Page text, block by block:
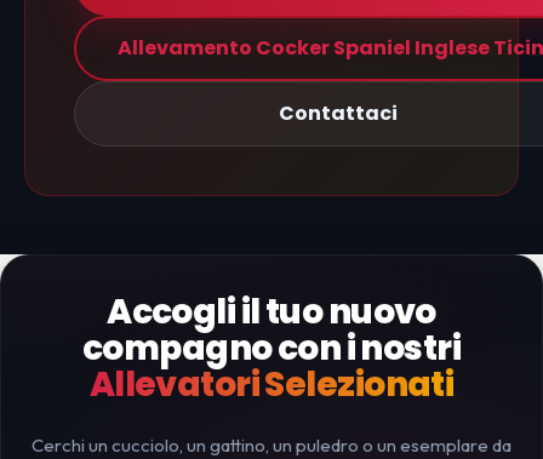
Allevamento Cocker Spaniel Inglese
Contattaci
Accogli il tuo nuovo
compagno con i nostri
Allevatori Selezionati
Cerchi un cucciolo, un gattino, un puledro o un esemplare da